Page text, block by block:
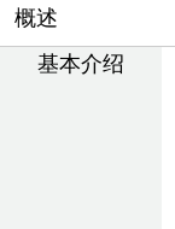
概述
基本介绍